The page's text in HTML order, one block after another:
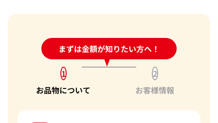
まずは金額が知りたい方へ！
24時間受付中!問い合わせフォーム
1
お品物について
2
お客様情報